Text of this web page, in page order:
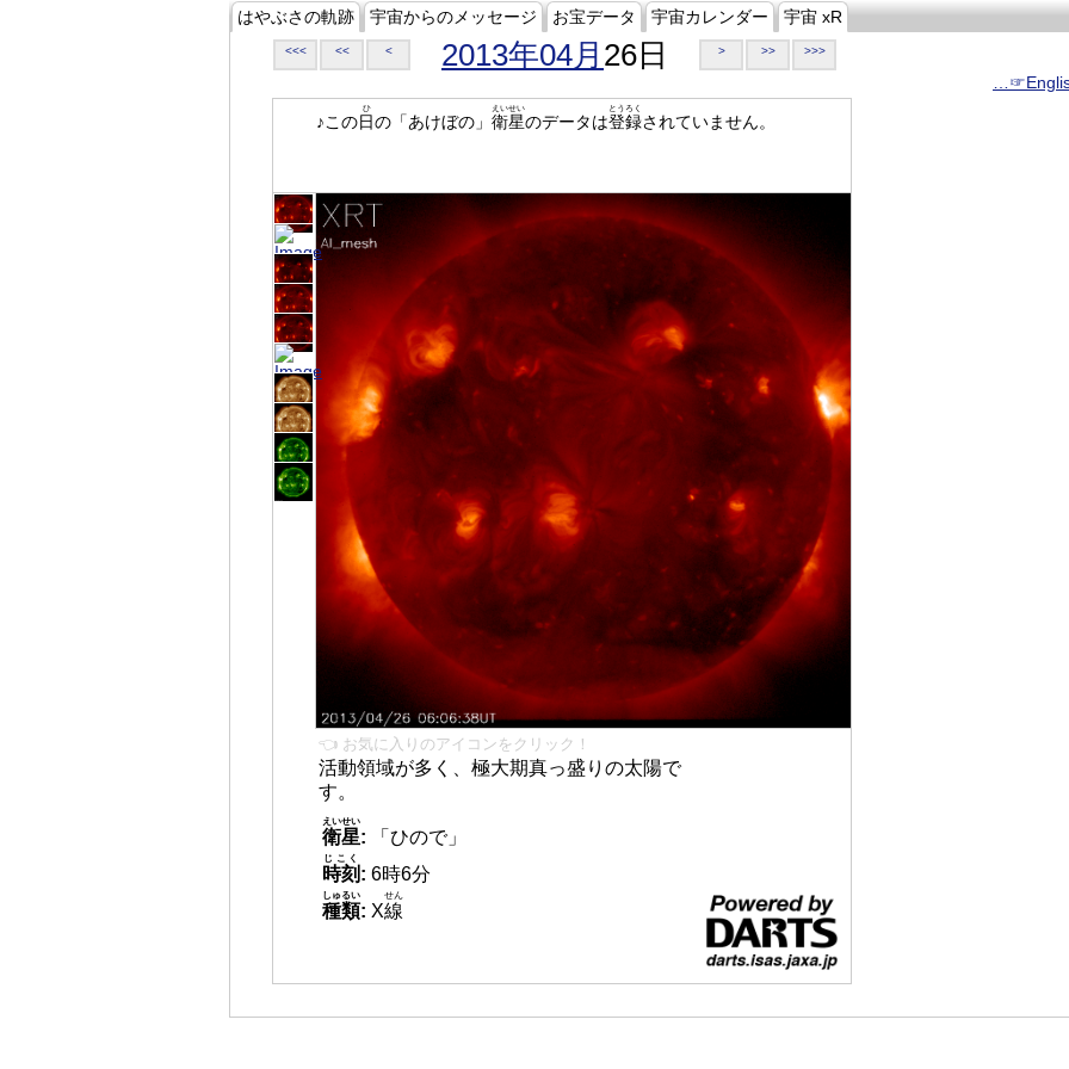
はやぶさの軌跡 宇宙からのメッセージ お宝データ 宇宙カレンダー 宇宙 xR
<<< << < 2013年04月 26日 > >> >>>
♪この日
ひ
の「あけぼの」 衛星
えいせい
のデータは登録
とうろく
されていません。
👈 お気に入りのアイコンをクリック！
活動領域が多く、極大期真っ盛りの太陽で
す。
衛星
えいせい
:
「ひので」
時刻
じこく
: 6時6分
種類
しゅるい
: X線
せん